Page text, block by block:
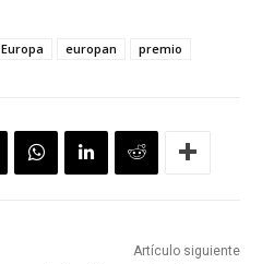
Europa europan premio
Artículo siguiente